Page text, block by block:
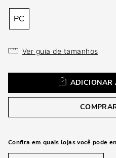
PC
Ver guia de tamanhos
ADICIONAR
Confira em quais lojas você pode